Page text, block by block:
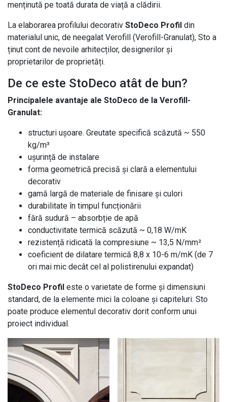
menținută pe toată durata de viață a clădirii.
La elaborarea profilului decorativ StoDeco Profil din
materialul unic, de neegalat Verofill (Verofill-Granulat), Sto a
ținut cont de nevoile arhitecților, designerilor și
proprietarilor de proprietăți.
De ce este StoDeco atât de bun?
Principalele avantaje ale StoDeco de la Verofill-
Granulat:
structuri ușoare. Greutate specifică scăzută ~ 550
kg/m³
ușurință de instalare
forma geometrică precisă și clară a elementului
decorativ
gamă largă de materiale de finisare și culori
durabilitate în timpul funcționării
fără sudură – absorbție de apă
conductivitate termică scăzută ~ 0,18 W/mK
rezistență ridicată la compresiune ~ 13,5 N/mm²
coeficient de dilatare termică 8,8 x 10-6 m/mK (de 7
ori mai mic decât cel al polistirenului expandat)
StoDeco Profil este o varietate de forme și dimensiuni
standard, de la elemente mici la coloane și capiteluri. Sto
poate produce elementul decorativ dorit conform unui
proiect individual.